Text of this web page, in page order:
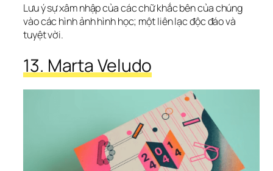
Lưu ý sự xâm nhập của các chữ khắc bên của chúng
vào các hình ảnh hình học; một liên lạc độc đáo và
tuyệt vời.
13. Marta Veludo